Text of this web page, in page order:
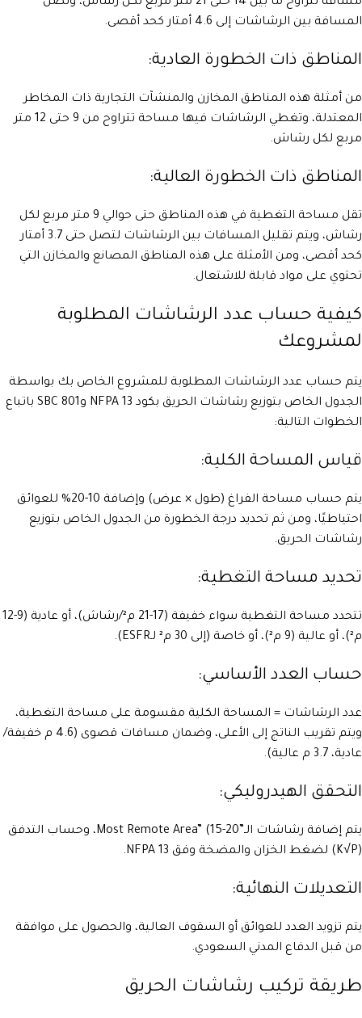
المسافة بين الرشاشات إلى 4.6 أمتار كحد أقصى.
المناطق ذات الخطورة العادية:
من أمثلة هذه المناطق المخازن والمنشآت التجارية ذات المخاطر
المعتدلة، وتغطي الرشاشات فيها مساحة تتراوح من 9 حتى 12 متر
مربع لكل رشاش.
المناطق ذات الخطورة العالية:
تقل مساحة التغطية في هذه المناطق حتى حوالي 9 متر مربع لكل
رشاش، ويتم تقليل المسافات بين الرشاشات لتصل حتى 3.7 أمتار
كحد أقصى، ومن الأمثلة على هذه المناطق المصانع والمخازن التي
تحتوي على مواد قابلة للاشتعال.
كيفية حساب عدد الرشاشات المطلوبة
لمشروعك
يتم حساب عدد الرشاشات المطلوبة للمشروع الخاص بك بواسطة
الجدول الخاص بتوزيع رشاشات الحريق بكود NFPA 13 وSBC 801 باتباع
الخطوات التالية:
قياس المساحة الكلية:
يتم حساب مساحة الفراغ (طول × عرض) وإضافة 10-20% للعوائق
احتياطيًا، ومن ثم تحديد درجة الخطورة من الجدول الخاص بتوزيع
رشاشات الحريق.
تحديد مساحة التغطية:
تتحدد مساحة التغطية سواء خفيفة (17-21 م²/رشاش)، أو عادية (9-12
م²)، أو عالية (9 م²)، أو خاصة (إلى 30 م² لـESFR).
حساب العدد الأساسي:
عدد الرشاشات = المساحة الكلية مقسومة على مساحة التغطية،
ويتم تقريب الناتج إلى الأعلى، وضمان مسافات قصوى (4.6 م خفيفة/
عادية، 3.7 م عالية).
التحقق الهيدروليكي:
يتم إضافة رشاشات الـ”Most Remote Area” (15-20، وحساب التدفق
(K√P) لضغط الخزان والمضخة وفق NFPA 13.
التعديلات النهائية:
يتم تزويد العدد للعوائق أو السقوف العالية، والحصول على موافقة
من قبل الدفاع المدني السعودي.
طريقة تركيب رشاشات الحريق